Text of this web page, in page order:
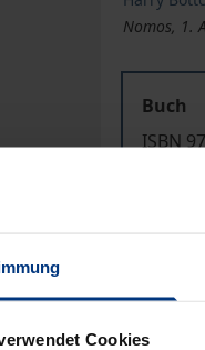
Cookies
Nomos, 1.
Buch
ISBN
In
Hinweise